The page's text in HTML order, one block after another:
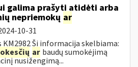
galima prašyti atidėti arba
nepriemokų ar
10-31
Ši informacija skelbiama:
ar baudų sumokėjimą
nusižengimą...